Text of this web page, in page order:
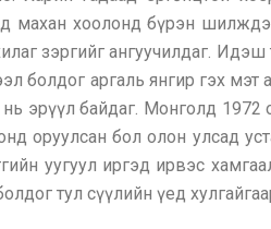
махан хоолонд бүрэн
зэргийг ангуучилдаг.
болдог аргаль янгир гэх мэт
нь эрүүл байдаг. Монголд
оруулсан бол олон улсад
уугуул иргэд ирвэс
тул сүүлийн үед